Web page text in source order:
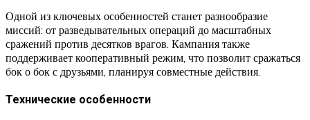
Одной из ключевых особенностей станет разнообразие
миссий: от разведывательных операций до масштабных
сражений против десятков врагов. Кампания также
поддерживает кооперативный режим, что позволит сражаться
бок о бок с друзьями, планируя совместные действия.
Технические особенности